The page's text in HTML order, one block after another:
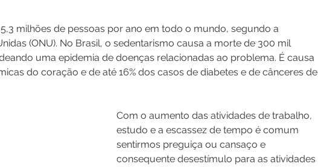
milhões de pessoas por ano em todo o mundo, segundo a
(ONU). No Brasil, o sedentarismo causa a morte de 300 mil
uma epidemia de doenças relacionadas ao problema. É causa
do coração e de até 16% dos casos de diabetes e de cânceres de
Com o aumento das atividades de trabalho,
estudo e a escassez de tempo é comum
sentirmos preguiça ou cansaço e
consequente desestímulo para as atividades